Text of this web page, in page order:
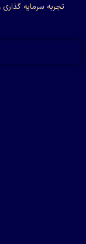
تجربه سرمایه